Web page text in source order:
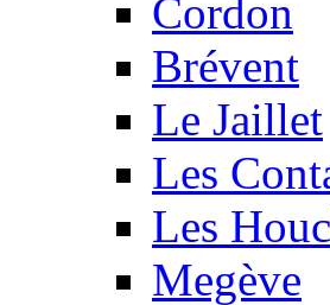
Cordon
Brévent
Le Jaillet
Les
Les
Megève